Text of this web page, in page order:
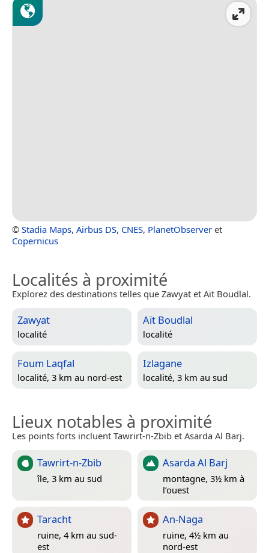
© Stadia Maps, Airbus DS, CNES, PlanetObserver et
Copernicus
Localités à proximité
Explorez des destinations telles que Zawyat et Aït Boudlal.
Zawyat
localité
Aït Boudlal
localité
Foum Laqfal
localité, 3 km au nord-est
Izlagane
localité, 3 km au sud
Lieux notables à proximité
Les points forts incluent Tawrirt-n-Zbib et Asarda Al Barj.
Tawrirt-n-Zbib
île, 3 km au sud
Asarda Al Barj
montagne, 3½ km à
l’ouest
Taracht
ruine, 4 km au sud-
est
An-Naga
ruine, 4½ km au
nord-est